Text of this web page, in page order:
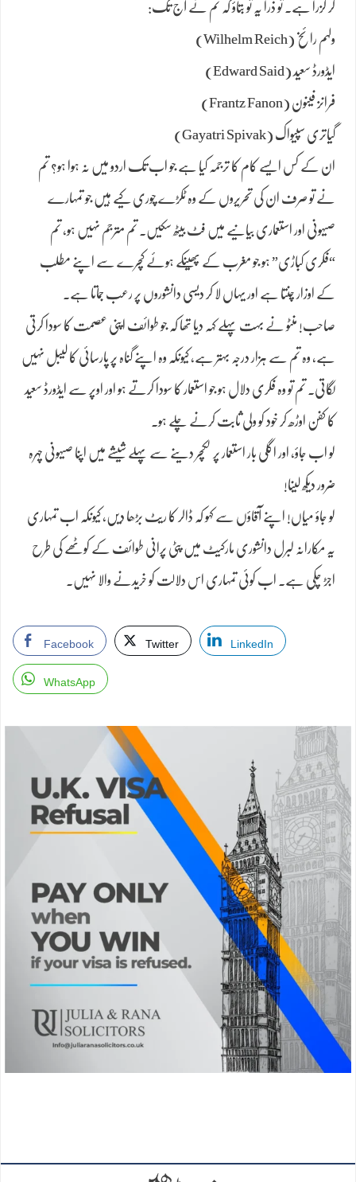
کر گزرا ہے۔ تو ذرا یہ تو بتاؤ کہ تم نے آج تک:
ولہم رائخ (Wilhelm Reich)
ایڈورڈ سعید (Edward Said)
فرانز فینون (Frantz Fanon)
گیاتری سپیواک (Gayatri Spivak)
ان کے کس ایسے کام کا ترجمہ کیا ہے جو اب تک اردو میں نہ ہوا ہو؟ تم
نے تو صرف ان کی تحریروں کے وہ ٹکڑے چوری کیے ہیں جو تمہارے
صیہونی اور استعماری بیانیے میں فٹ بیٹھ سکیں۔ تم مترجم نہیں ہو، تم
“فکری کباڑی” ہو جو مغرب کے پھینکے ہوئے کچرے سے اپنے مطلب
کے اوزار چنتا ہے اور یہاں لا کر دیسی دانشوروں پر رعب جماتا ہے۔
صاحب! منٹو نے بہت پہلے کہہ دیا تھا کہ جو طوائف اپنی عصمت کا سودا کرتی
ہے، وہ تم سے ہزار درجہ بہتر ہے، کیونکہ وہ اپنے گناہ پر پارسائی کا لیبل نہیں
لگاتی۔ تم تو وہ فکری دلال ہو جو استعمار کا سودا کرتے ہو اور اوپر سے ایڈورڈ سعید
کا کفن اوڑھ کر خود کو ولی ثابت کرنے چلے ہو۔
لو اب جاؤ، اور اگلی بار استعمار پر لکچر دینے سے پہلے شیشے میں اپنا صیہونی چہرہ
ضرور دیکھ لینا!
لو جاؤ میاں! اپنے آقاؤں سے کہو کہ ڈالر کا ریٹ بڑھا دیں، کیونکہ اب تمہاری
یہ مکارانہ لبرل دانشوری مارکیٹ میں پٹی پرانی طوائف کے کوٹھے کی طرح
اجڑ چکی ہے۔ اب کوئی تمہاری اس دلالت کو خریدنے والا نہیں۔
Facebook Twitter
LinkedIn
WhatsApp